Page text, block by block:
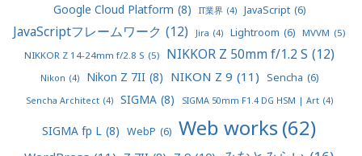
Google Cloud Platform (8) IT業界 (4) JavaScript (6)
JavaScriptフレームワーク (12) Jira (4) Lightroom (6) MVVM (5)
NIKKOR Z 14-24mm f/2.8 S (5) NIKKOR Z 50mm f/1.2 S (12)
Nikon (4) Nikon Z 7II (8) NIKON Z 9 (11) Sencha (6)
Sencha Architect (4) SIGMA (8) SIGMA 50mm F1.4 DG HSM | Art (4)
SIGMA fp L (8) WebP (6) Web works(62)